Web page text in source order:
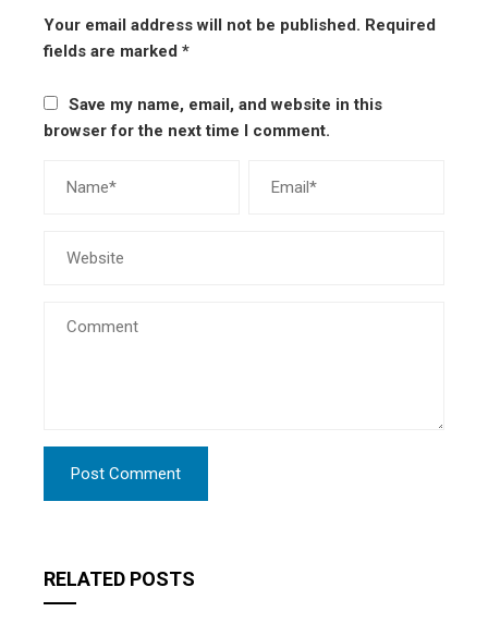
Your email address will not be published. Required
fields are marked *
Save my name, email, and website in this
browser for the next time I comment.
RELATED POSTS